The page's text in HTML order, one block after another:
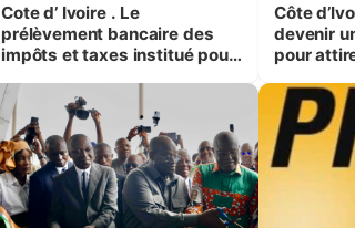
Cote d’ Ivoire . Le
prélèvement bancaire des
impôts et taxes institué pour
Côte d’Ivoire.
devenir
pour